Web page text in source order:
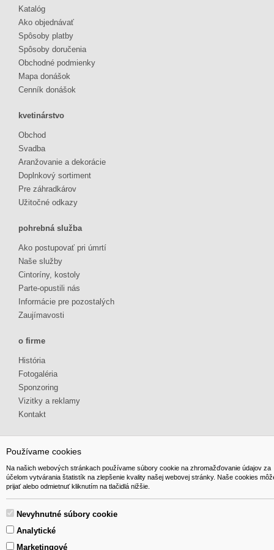
Používame cookies
Na našich webových stránkach používame súbory cookie na zhromažďovanie údajov za
účelom vytvárania štatistík na zlepšenie kvality našej webovej stránky. Naše cookies
prijať alebo odmietnuť kliknutím na tlačidlá nižšie.
Nevyhnutné súbory cookie
Analytické
Marketingové
Katalóg
Ako objednávať
Spôsoby platby
Spôsoby doručenia
Obchodné podmienky
Mapa donášok
Cenník donášok
kvetinárstvo
Obchod
Svadba
Aranžovanie a dekorácie
Doplnkový sortiment
Pre záhradkárov
Užitočné odkazy
pohrebná služba
Ako postupovať pri úmrtí
Naše služby
Cintoríny, kostoly
Parte-opustili nás
Informácie pre pozostalých
Zaujímavosti
o firme
História
Fotogaléria
Sponzoring
Vizitky a reklamy
Kontakt
© 2014 GIBOX, s.r.o. • Generuje redakčný systém YGScms •